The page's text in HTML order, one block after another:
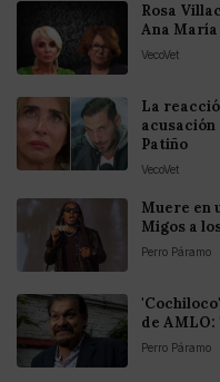
Rosa
Ana María
VecoVet
La
Patiño
VecoVet
Muere en
Migos a
Perro Páramo
de AMLO:
Perro Páramo